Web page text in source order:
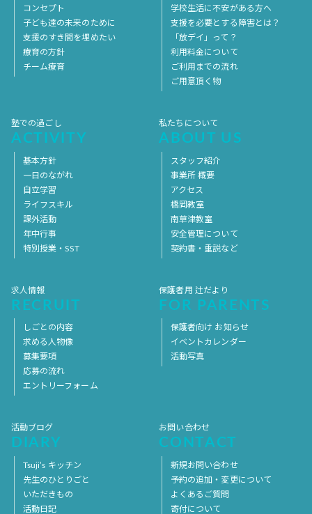
コンセプト
子ども達の未来のために
支援のすき間を埋めたい
療育の方針
チーム療育
学校生活に不安がある方へ
支援を必要とする障害とは？
「放デイ」って？
利用料金について
ご利用までの流れ
ご用意頂く物
塾での過ごし
ACTIVITY
基本方針
一日のながれ
自立学習
ライフスキル
課外活動
年中行事
特別授業・SST
私たちについて
ABOUT US
スタッフ紹介
事業所 概要
アクセス
橋岡教室
南草津教室
安全管理について
契約書・重説など
求人情報
RECRUIT
しごとの内容
求める人物像
募集要項
応募の流れ
エントリーフォーム
保護者用 辻だより
FOR PARENTS
保護者向け お知らせ
イベントカレンダー
活動写真
活動ブログ
DIARY
Tsuji’s キッチン
先生のひとりごと
いただきもの
活動日記
お問い合わせ
CONTACT
新規お問い合わせ
予約の追加・変更について
よくあるご質問
寄付について